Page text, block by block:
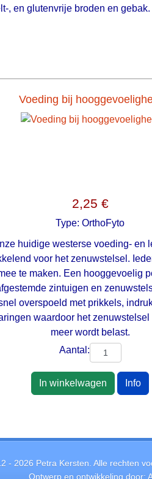
, en glutenvrije broden en gebak.
Voeding bij
2,25 €
Type:OrthoFyto
huidige westerse voeding- en
voor het zenuwstelsel.
te maken. Een hooggevoelig
zintuigen en
overspoeld met prikkels,
waardoor het zenuwstelsel
meer wordt belast.
Aantal:
In winkelwagen Info
- 2026 Petra Kersten. Alle rechten
Ontwerp en ontwikkeling door: